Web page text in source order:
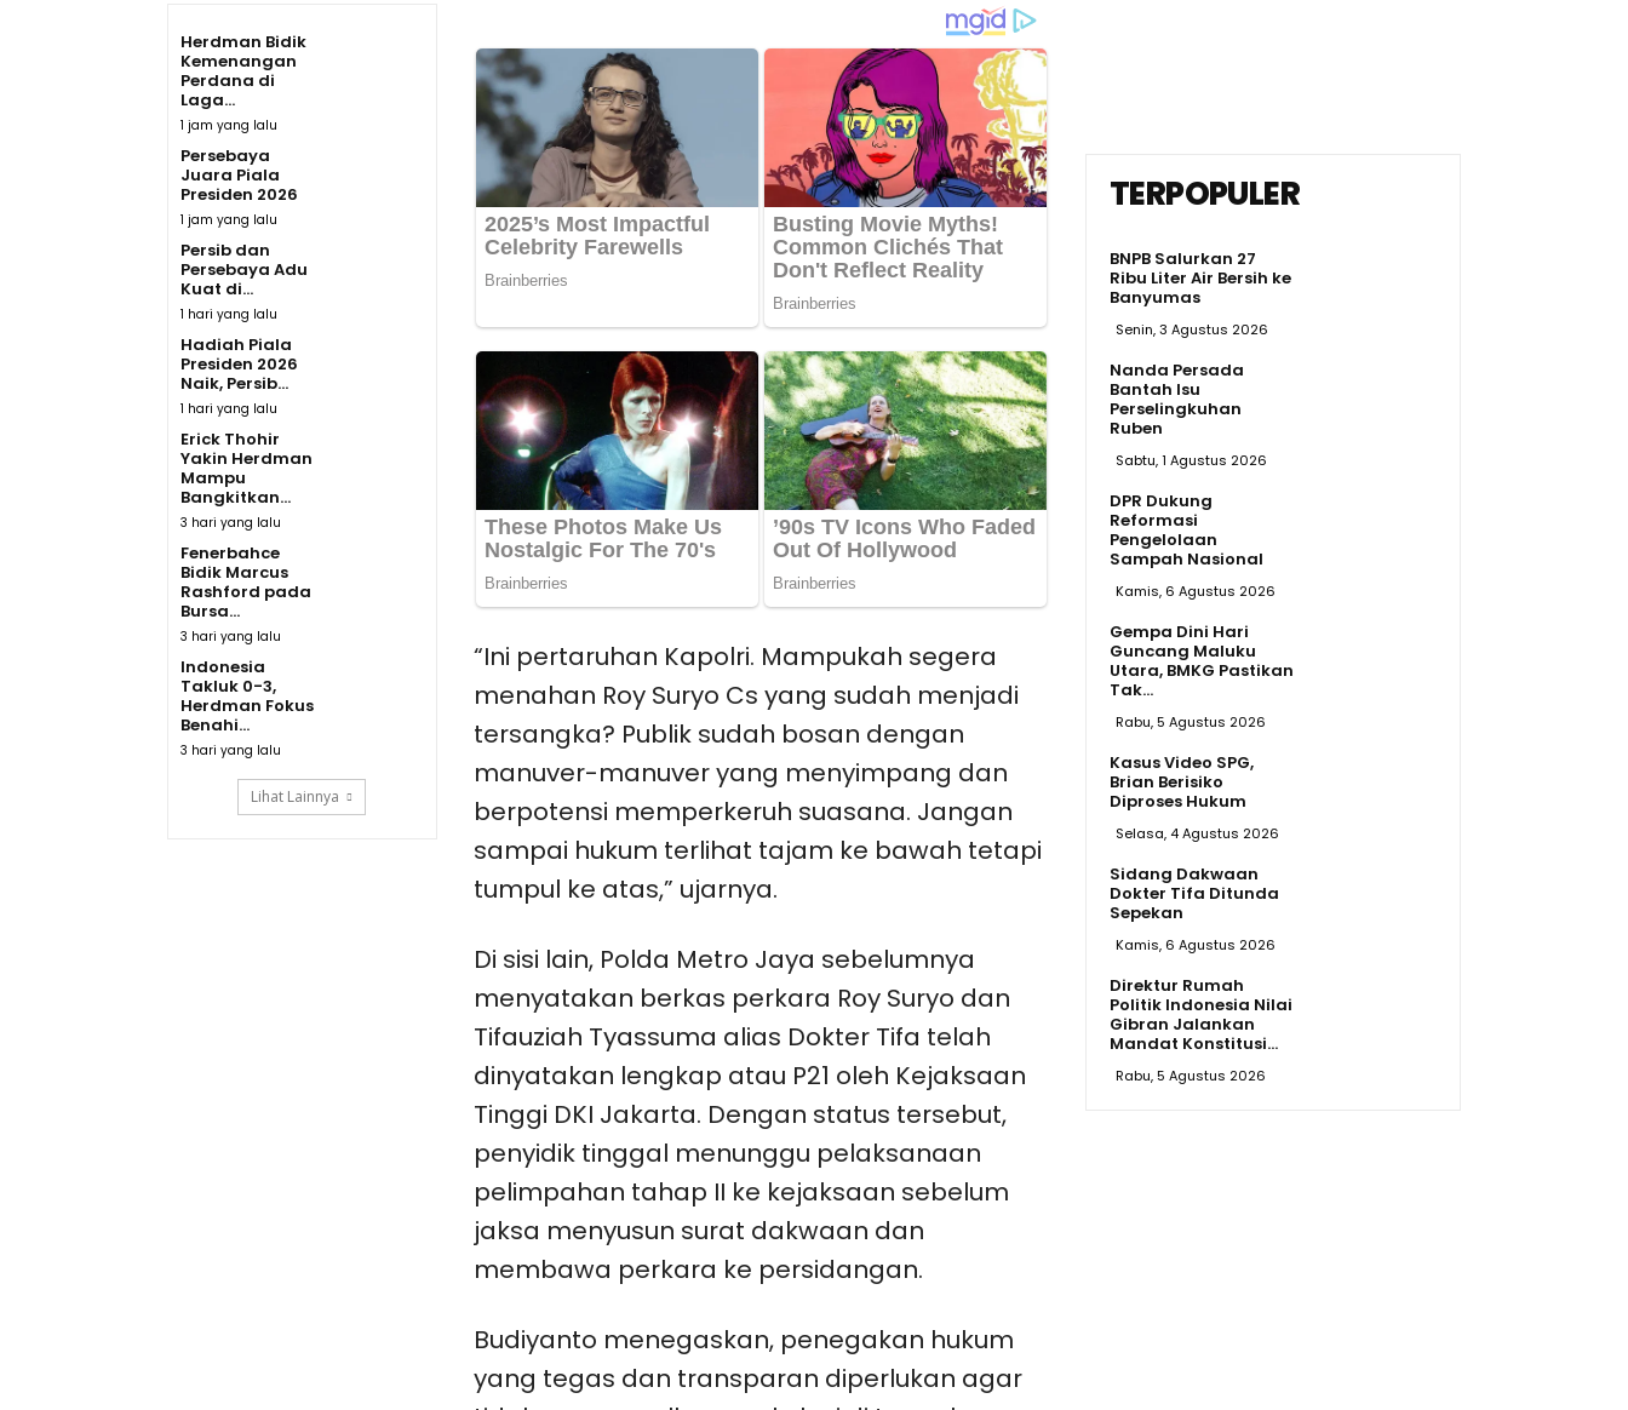
Herdman Bidik
Kemenangan
Perdana di
Laga...
1 jam yang lalu
Persebaya
Juara Piala
Presiden 2026
1 jam yang lalu
Persib dan
Persebaya Adu
Kuat di...
1 hari yang lalu
Hadiah Piala
Presiden 2026
Naik, Persib...
1 hari yang lalu
Erick Thohir
Yakin Herdman
Mampu
Bangkitkan...
3 hari yang lalu
Fenerbahce
Bidik Marcus
Rashford pada
Bursa...
3 hari yang lalu
Indonesia
Takluk 0-3,
Herdman Fokus
Benahi...
3 hari yang lalu
Lihat Lainnya
“Ini pertaruhan Kapolri. Mampukah segera
menahan Roy Suryo Cs yang sudah menjadi
tersangka? Publik sudah bosan dengan
manuver-manuver yang menyimpang dan
berpotensi memperkeruh suasana. Jangan
sampai hukum terlihat tajam ke bawah tetapi
tumpul ke atas,” ujarnya.
Di sisi lain, Polda Metro Jaya sebelumnya
menyatakan berkas perkara Roy Suryo dan
Tifauziah Tyassuma alias Dokter Tifa telah
dinyatakan lengkap atau P21 oleh Kejaksaan
Tinggi DKI Jakarta. Dengan status tersebut,
penyidik tinggal menunggu pelaksanaan
pelimpahan tahap II ke kejaksaan sebelum
jaksa menyusun surat dakwaan dan
membawa perkara ke persidangan.
Budiyanto menegaskan, penegakan hukum
yang tegas dan transparan diperlukan agar
TERPOPULER
BNPB Salurkan 27
Ribu Liter Air Bersih ke
Banyumas
Senin, 3 Agustus 2026
Nanda Persada
Bantah Isu
Perselingkuhan
Ruben
Sabtu, 1 Agustus 2026
DPR Dukung
Reformasi
Pengelolaan
Sampah Nasional
Kamis, 6 Agustus 2026
Gempa Dini Hari
Guncang Maluku
Utara, BMKG Pastikan
Tak...
Rabu, 5 Agustus 2026
Kasus Video SPG,
Brian Berisiko
Diproses Hukum
Selasa, 4 Agustus 2026
Sidang Dakwaan
Dokter Tifa Ditunda
Sepekan
Kamis, 6 Agustus 2026
Direktur Rumah
Politik Indonesia Nilai
Gibran Jalankan
Mandat Konstitusi...
Rabu, 5 Agustus 2026